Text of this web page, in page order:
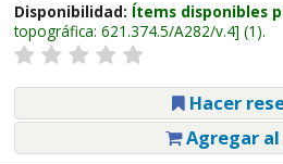
Disponibilidad: Ítems disponibles
topográfica: 621.374.5/A282/v.4 (1).
Hacer
Agregar